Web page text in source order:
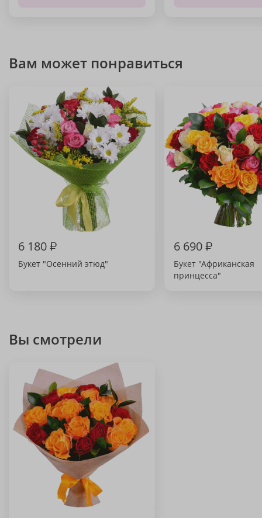
Вам может понравиться
6 180₽
Букет "Осенний этюд"
6 690₽
Букет "Африканская
принцесса"
Вы смотрели